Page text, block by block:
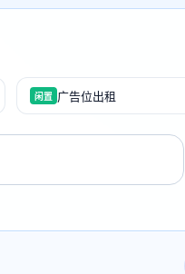
闲置 广告位出租